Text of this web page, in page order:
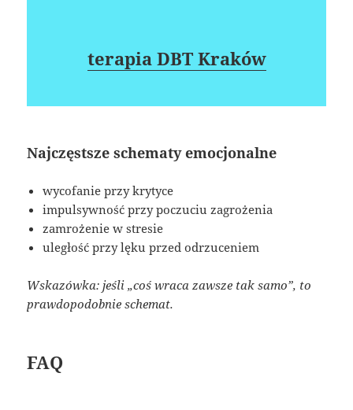
terapia DBT Kraków
Najczęstsze schematy emocjonalne
wycofanie przy krytyce
impulsywność przy poczuciu zagrożenia
zamrożenie w stresie
uległość przy lęku przed odrzuceniem
Wskazówka: jeśli „coś wraca zawsze tak samo”, to
prawdopodobnie schemat.
FAQ